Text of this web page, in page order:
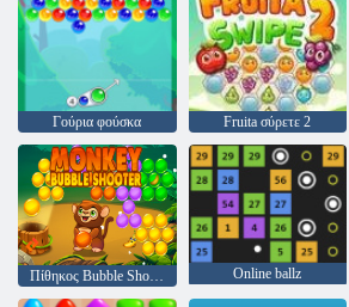
Γούρια φούσκα Fruita σύρετε 2
Online ballz